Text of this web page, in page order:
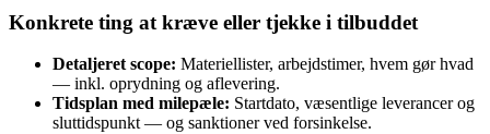
Konkrete ting at kræve eller tjekke i tilbuddet
Detaljeret scope: Materiellister, arbejdstimer, hvem gør hvad
— inkl. oprydning og aflevering.
Tidsplan med milepæle: Startdato, væsentlige leverancer og
sluttidspunkt — og sanktioner ved forsinkelse.